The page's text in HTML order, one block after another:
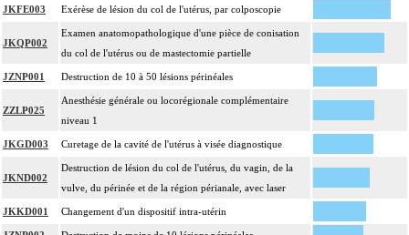
JKFE003 Exérèse de lésion du col de l'utérus, par colposcopie
JKQP002
Examen anatomopathologique d'une pièce de conisation
du col de l'utérus ou de mastectomie partielle
JZNP001 Destruction de 10 à 50 lésions périnéales
ZZLP025
Anesthésie générale ou locorégionale complémentaire
niveau 1
JKGD003 Curetage de la cavité de l'utérus à visée diagnostique
JKND002
Destruction de lésion du col de l'utérus, du vagin, de la
vulve, du périnée et de la région périanale, avec laser
JKKD001 Changement d'un dispositif intra-utérin